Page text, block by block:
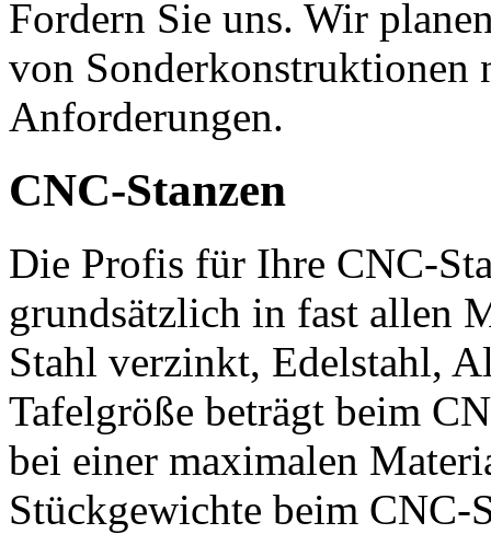
Fordern Sie uns. Wir
von Sonderkonstruktionen
Anforderungen.
CNC-Stanzen
Die Profis für Ihre CNC-
grundsätzlich in fast allen
Stahl verzinkt, Edelstahl,
Tafelgröße beträgt beim
bei einer maximalen
Stückgewichte beim CNC-